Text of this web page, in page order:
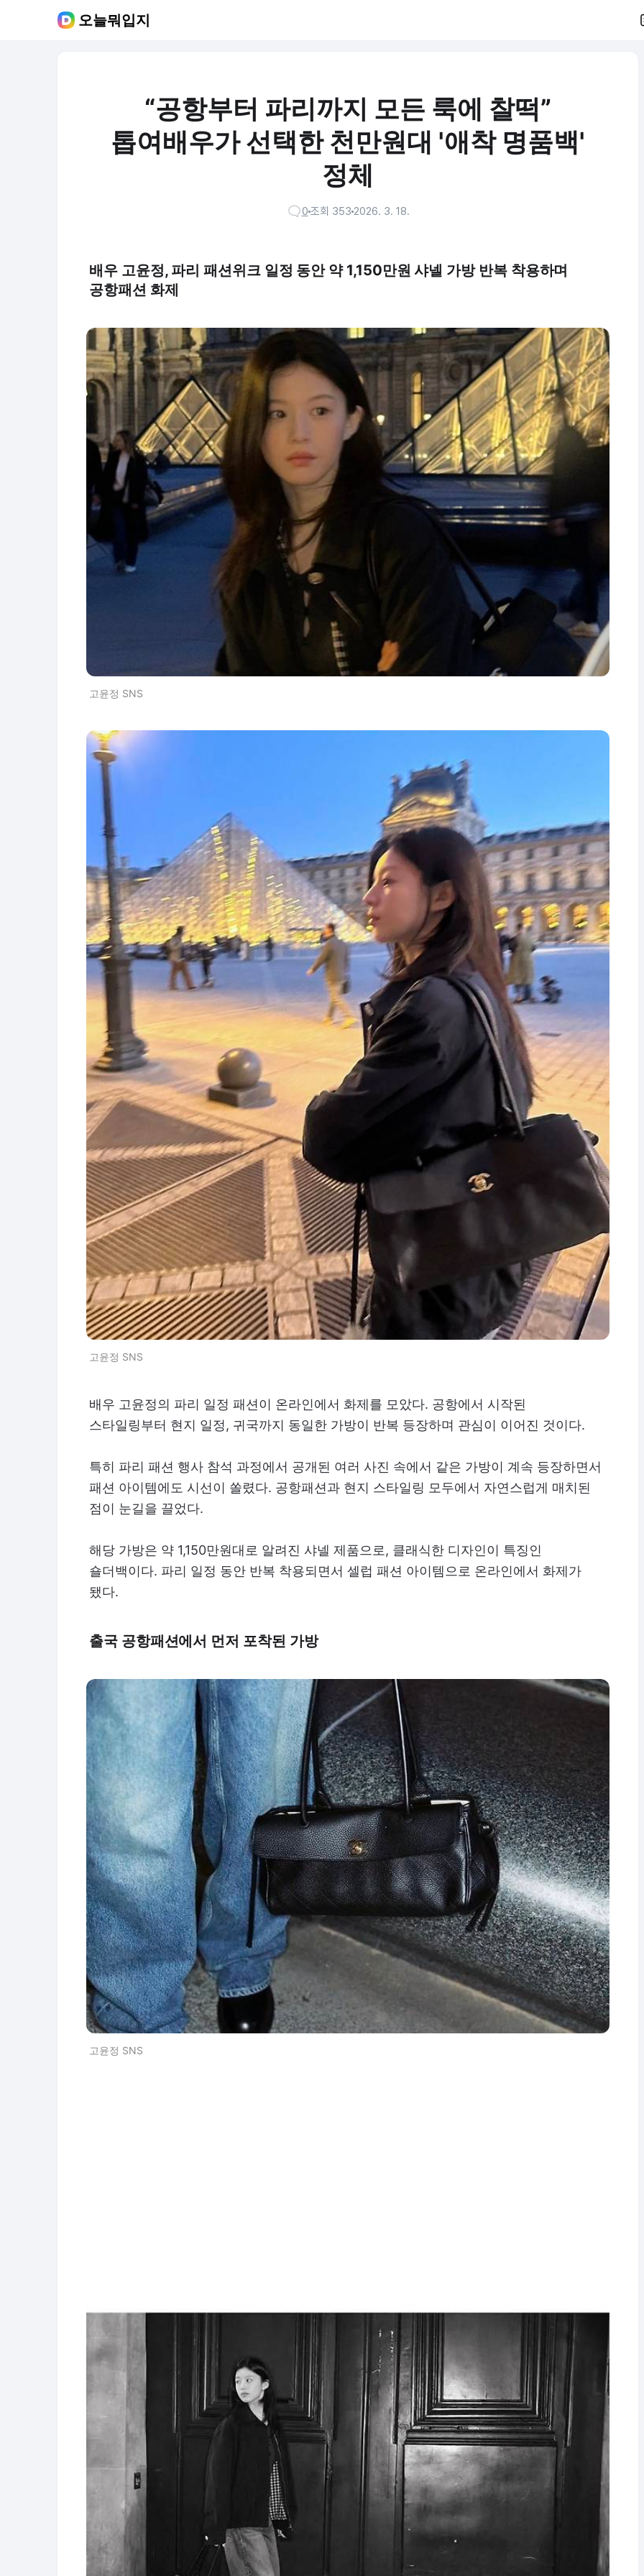
오늘뭐입지
“공항부터 파리까지 모든 룩에 찰떡”
톱여배우가 선택한 천만원대 '애착 명품백'
정체
0조회 3532026. 3. 18.
배우 고윤정, 파리 패션위크 일정 동안 약 1,150만원 샤넬 가방 반복 착용하며
공항패션 화제
고윤정 SNS
고윤정 SNS
배우 고윤정의 파리 일정 패션이 온라인에서 화제를 모았다. 공항에서 시작된
스타일링부터 현지 일정, 귀국까지 동일한 가방이 반복 등장하며 관심이 이어진 것이다.
특히 파리 패션 행사 참석 과정에서 공개된 여러 사진 속에서 같은 가방이 계속 등장하면서
패션 아이템에도 시선이 쏠렸다. 공항패션과 현지 스타일링 모두에서 자연스럽게 매치된
점이 눈길을 끌었다.
해당 가방은 약 1,150만원대로 알려진 샤넬 제품으로, 클래식한 디자인이 특징인
숄더백이다. 파리 일정 동안 반복 착용되면서 셀럽 패션 아이템으로 온라인에서 화제가
됐다.
출국 공항패션에서 먼저 포착된 가방
고윤정 SNS